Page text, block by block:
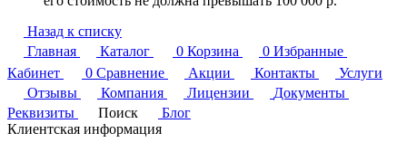
Назад к списку
Главная
Каталог 0 Корзина 0 Избранные
Кабинет
0 Сравнение Акции Контакты
Услуги
Отзывы
Компания Лицензии
Документы
Реквизиты
Поиск
Блог
Клиентская информация